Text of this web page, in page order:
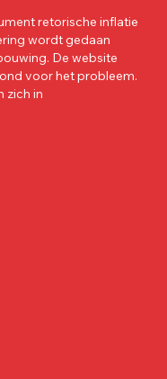
retorische inflatie
wordt gedaan
De website
voor het probleem.
zich in